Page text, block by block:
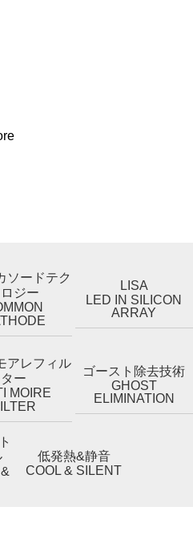
ソードテク
ロジー
LISA
LED IN SILICON
ARRAY
アレフィル
ター
MOIRE
ゴースト除去技術
GHOST
ELIMINATION
低発熱&静音
COOL & SILENT